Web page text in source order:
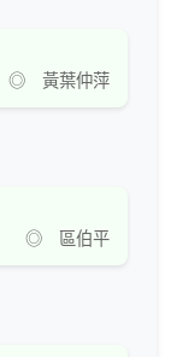
◎ 黃葉仲萍
◎ 區伯平